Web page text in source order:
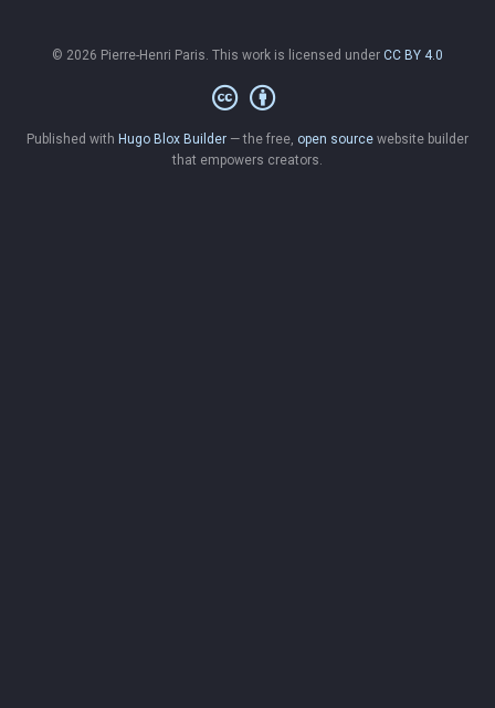
© 2026 Pierre-Henri Paris. This work is licensed under CC BY 4.0
Published with Hugo Blox Builder — the free, open source website builder
that empowers creators.